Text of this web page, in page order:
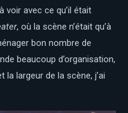
voir avec ce qu’il était
, où la scène n’était qu’à
bon nombre de
beaucoup d’organisation,
largeur de la scène, j’ai